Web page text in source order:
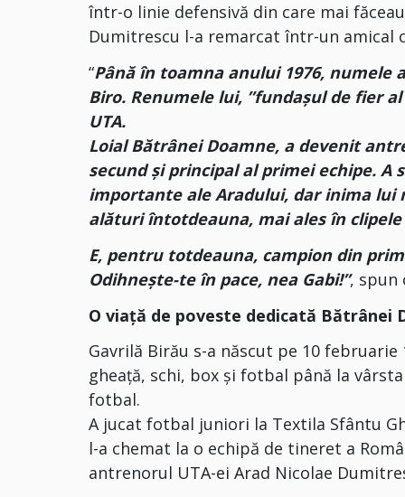
într-o linie defensivă din care mai
Dumitrescu l-a remarcat într-un amical
“Până în toamna anului 1976, numele
Biro. Renumele lui, ”fundașul de fier
UTA.
Loial Bătrânei Doamne, a devenit
secund și principal al primei echipe.
importante ale Aradului, dar inima lui
alături întotdeauna, mai ales în clipele
E, pentru totdeauna, campion din
Odihnește-te în pace, nea Gabi!”, spun
O viață de poveste dedicată Bătrânei
Gavrilă Birău s-a născut pe 10 februarie
gheață, schi, box și fotbal până la
fotbal.
A jucat fotbal juniori la Textila Sfântu
l-a chemat la o echipă de tineret a
antrenorul UTA-ei Arad Nicolae